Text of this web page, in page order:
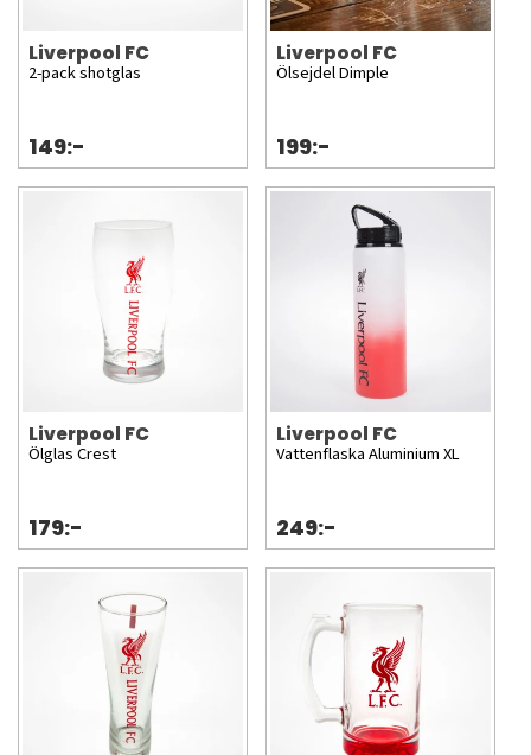
Liverpool FC
2-pack shotglas
149:-
Liverpool FC
Ölsejdel Dimple
199:-
Liverpool FC
Ölglas Crest
179:-
Liverpool FC
Vattenflaska Aluminium XL
249:-